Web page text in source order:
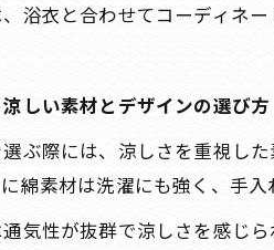
浴衣と合わせてコーディネ
しい素材とデザインの選び方
ぶ際には、涼しさを重視し
綿素材は洗濯にも強く、手入
気性が抜群で涼しさを感じ